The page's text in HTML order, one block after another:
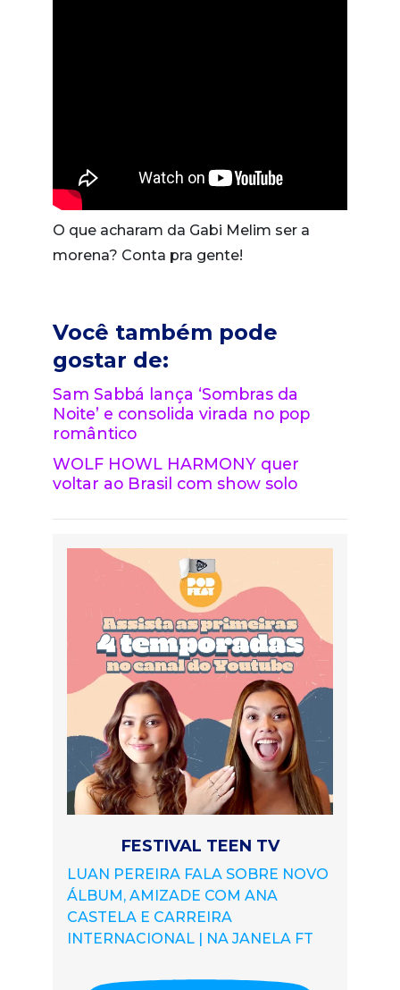
O que acharam da Gabi Melim ser a
morena? Conta pra gente!
Você também pode
gostar de:
Sam Sabbá lança ‘Sombras da
Noite’ e consolida virada no pop
romântico
WOLF HOWL HARMONY quer
voltar ao Brasil com show solo
FESTIVAL TEEN TV
LUAN PEREIRA FALA SOBRE NOVO
ÁLBUM, AMIZADE COM ANA
CASTELA E CARREIRA
INTERNACIONAL | NA JANELA FT